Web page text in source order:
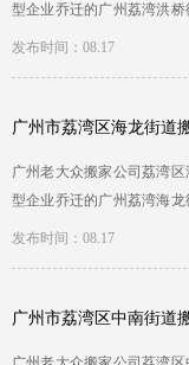
型企业乔迁的广州荔湾洪
街道区，服务全荔…
发布时间：08.17
广州老大众搬家公司荔湾
型企业乔迁的广州荔湾海
街道区，服务全荔…
发布时间：08.17